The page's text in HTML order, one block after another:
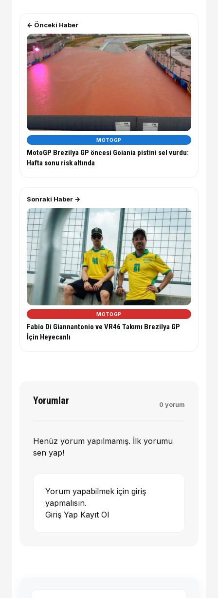
← Önceki Haber
MOTOGP
MotoGP Brezilya GP öncesi Goiania pistini sel vurdu:
Hafta sonu risk altında
Sonraki Haber →
MOTOGP
Fabio Di Giannantonio ve VR46 Takımı Brezilya GP
İçin Heyecanlı
Yorumlar 0 yorum
Henüz yorum yapılmamış. İlk yorumu
sen yap!
Yorum yapabilmek için giriş
yapmalısın.
Giriş Yap Kayıt Ol